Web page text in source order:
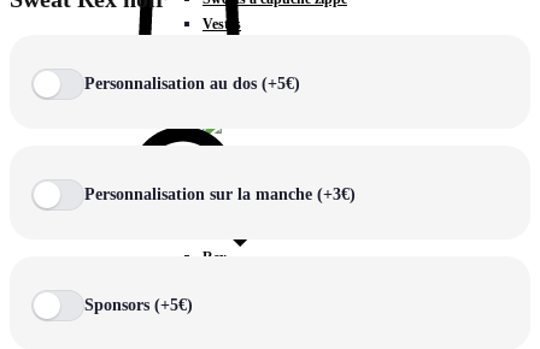
Vestes
Rex
Personnalisation au dos (+5€)
Personnalisation sur la manche (+3€)
Sponsors (+5€)